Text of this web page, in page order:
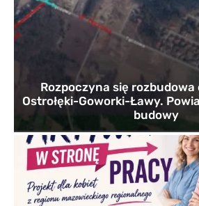
Rozpoczyna się
Ostrołęki-Goworki-Ławy.
budowy